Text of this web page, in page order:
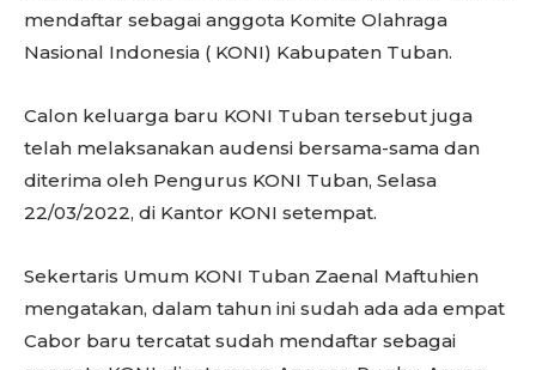
mendaftar sebagai anggota Komite Olahraga
Nasional Indonesia ( KONI) Kabupaten Tuban.
Calon keluarga baru KONI Tuban tersebut juga
telah melaksanakan audensi bersama-sama dan
diterima oleh Pengurus KONI Tuban, Selasa
22/03/2022, di Kantor KONI setempat.
Sekertaris Umum KONI Tuban Zaenal Maftuhien
mengatakan, dalam tahun ini sudah ada ada empat
Cabor baru tercatat sudah mendaftar sebagai